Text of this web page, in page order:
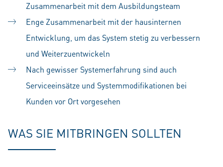
Zusammenarbeit mit dem Ausbildungsteam
Enge Zusammenarbeit mit der hausinternen
Entwicklung, um das System stetig zu verbessern
und Weiterzuentwickeln
Nach gewisser Systemerfahrung sind auch
Serviceeinsätze und Systemmodifikationen bei
Kunden vor Ort vorgesehen
WAS SIE MITBRINGEN SOLLTEN